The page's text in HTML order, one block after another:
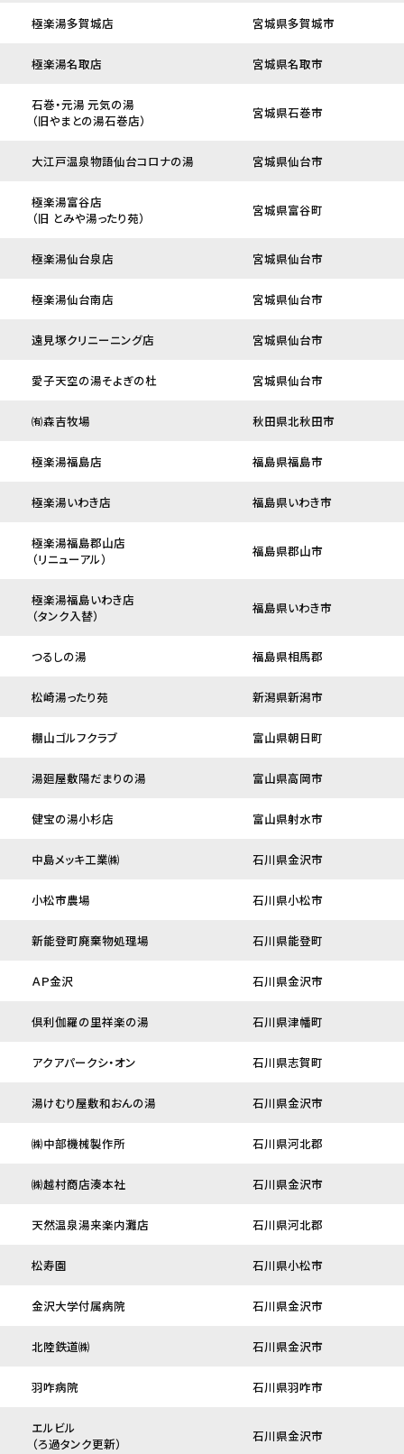
極楽湯多賀城店 宮城県多賀城市
極楽湯名取店 宮城県名取市
石巻・元湯 元気の湯
（旧やまとの湯石巻店）
宮城県石巻市
大江戸温泉物語仙台コロナの湯 宮城県仙台市
極楽湯富谷店
（旧 とみや湯ったり苑）
宮城県富谷町
極楽湯仙台泉店 宮城県仙台市
極楽湯仙台南店 宮城県仙台市
遠見塚クリニーニング店 宮城県仙台市
愛子天空の湯そよぎの杜 宮城県仙台市
㈲森吉牧場 秋田県北秋田市
極楽湯福島店 福島県福島市
極楽湯いわき店 福島県いわき市
極楽湯福島郡山店
（リニューアル）
福島県郡山市
極楽湯福島いわき店
（タンク入替）
福島県いわき市
つるしの湯 福島県相馬郡
松崎湯ったり苑 新潟県新潟市
棚山ゴルフクラブ 富山県朝日町
湯廻屋敷陽だまりの湯 富山県高岡市
健宝の湯小杉店 富山県射水市
中島メッキ工業㈱ 石川県金沢市
小松市農場 石川県小松市
新能登町廃棄物処理場 石川県能登町
ＡＰ金沢 石川県金沢市
倶利伽羅の里祥楽の湯 石川県津幡町
アクアパークシ・オン 石川県志賀町
湯けむり屋敷和おんの湯 石川県金沢市
㈱中部機械製作所 石川県河北郡
㈱越村商店湊本社 石川県金沢市
天然温泉湯来楽内灘店 石川県河北郡
松寿園 石川県小松市
金沢大学付属病院 石川県金沢市
北陸鉄道㈱ 石川県金沢市
羽咋病院 石川県羽咋市
エルビル
（ろ過タンク更新）
石川県金沢市